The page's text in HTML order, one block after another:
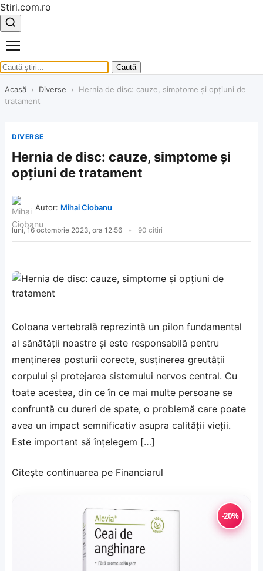
Stiri.com.ro
Caută
Acasă › Diverse ›
Hernia de disc: cauze, simptome și opțiuni de
tratament
DIVERSE
Hernia de disc: cauze, simptome și
opțiuni de tratament
Autor: Mihai Ciobanu
luni, 16 octombrie 2023, ora 12:56 90 citiri
Coloana vertebrală reprezintă un pilon fundamental
al sănătății noastre și este responsabilă pentru
menținerea posturii corecte, susținerea greutății
corpului și protejarea sistemului nervos central. Cu
toate acestea, din ce în ce mai multe persoane se
confruntă cu dureri de spate, o problemă care poate
avea un impact semnificativ asupra calității vieții.
Este important să înțelegem […]
Citește continuarea pe Financiarul
-20%